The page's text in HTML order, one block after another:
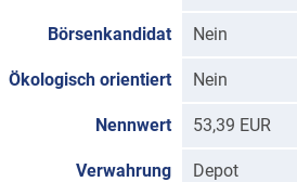
Börsenkandidat Nein
Ökologisch orientiert Nein
Nennwert 53,39 EUR
Verwahrung Depot